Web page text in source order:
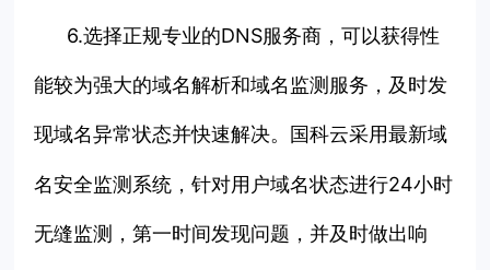
6.选择正规专业的DNS服务商，可以获得性
能较为强大的域名解析和域名监测服务，及时发
现域名异常状态并快速解决。 国科云采用最新域
名安全监测系统，针对用户域名状态进行24小时
无缝监测，第一时间发现问题，并及时做出响